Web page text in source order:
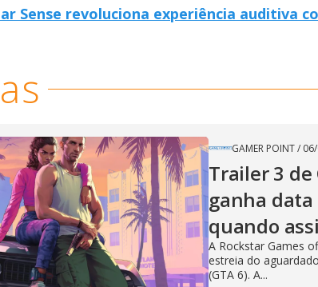
Sense revoluciona experiência auditiva
GAMER POINT/
Trailer 3
ganha
quando
A Rockstar Games
estreia do
(GTA 6). A...